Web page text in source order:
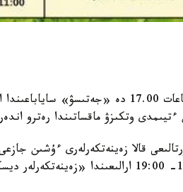
سونىمەن قاتار، وسى كۇنى ساعات 17.00 دە
ءتيىمدى وتكىزۋ ماقساتىندا رەترو
قالا زەينەتكەرلەرى ءۇشىن